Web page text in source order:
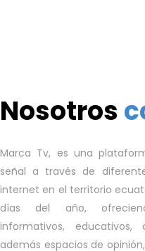
Nosotros
Marca Tv, es una
señal a través de
internet en el territorio
días del año,
informativos, educativos,
además espacios de